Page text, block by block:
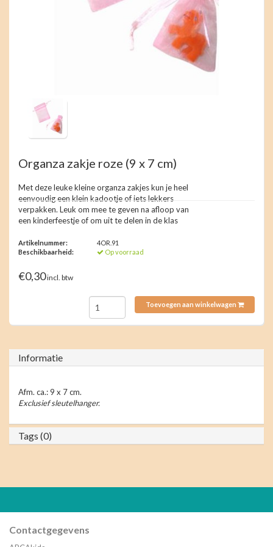
Organza zakje roze (9 x 7 cm)
Met deze leuke kleine organza zakjes kun je heel
eenvoudig een klein kadootje of iets lekkers
verpakken. Leuk om mee te geven na afloop van
een kinderfeestje of om uit te delen in de klas
Artikelnummer:
4OR.91
Beschikbaarheid:
Op voorraad
€0,30incl. btw
Toevoegen aan winkelwagen
Informatie
Afm. ca.: 9 x 7 cm.
Exclusief sleutelhanger.
Tags (0)
Contactgegevens